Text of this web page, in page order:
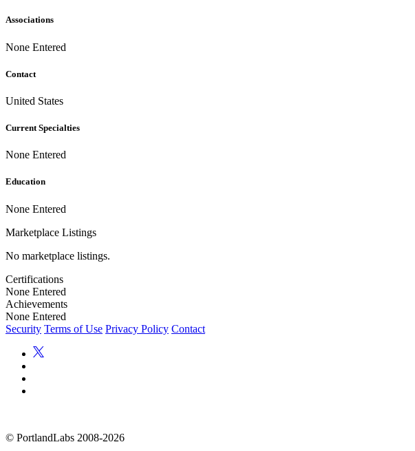
Associations
None Entered
Contact
United States
Current Specialties
None Entered
Education
None Entered
Marketplace Listings
No marketplace listings.
Certifications
None Entered
Achievements
None Entered
Security Terms of Use Privacy Policy Contact
© PortlandLabs 2008-2026